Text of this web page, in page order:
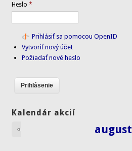
Heslo*
Prihlásiť sa pomocou OpenID
Vytvoriť nový účet
Požiadať nové heslo
Kalendár akcií
august
«